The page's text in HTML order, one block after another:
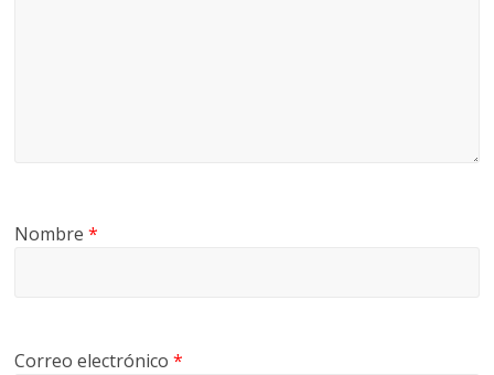
Nombre*
Correo electrónico*